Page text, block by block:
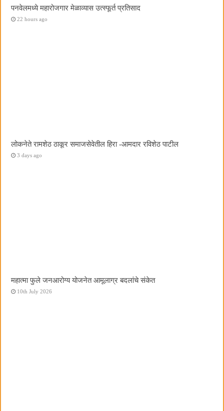
पनवेलमध्ये महारोजगार मेळाव्यास उत्स्फूर्त प्रतिसाद
22 hours ago
लोकनेते रामशेठ ठाकूर समाजसेवेतील हिरा -आमदार रविशेठ पाटील
3 days ago
महात्मा फुले जनआरोग्य योजनेत आमूलाग्र बदलांचे संकेत
10th July 2026